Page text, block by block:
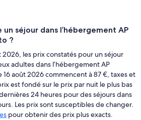
séjour dans l’hébergement AP
?
2026, les prix constatés pour un séjour
adultes dans l’hébergement AP
août 2026 commencent à 87 €, taxes et
est fondé sur le prix par nuit le plus bas
24 heures pour des séjours dans
Les prix sont susceptibles de changer.
pour obtenir des prix plus exacts.